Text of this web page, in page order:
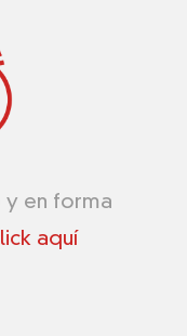
y en forma
aquí